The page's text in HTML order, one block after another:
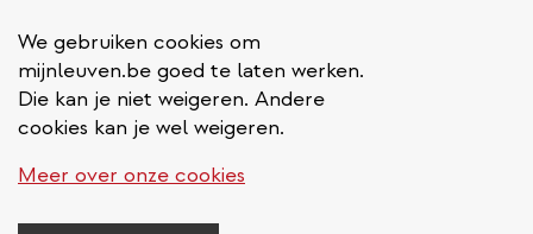
We gebruiken cookies om
mijnleuven.be goed te laten werken.
Die kan je niet weigeren. Andere
cookies kan je wel weigeren.
Meer over onze cookies